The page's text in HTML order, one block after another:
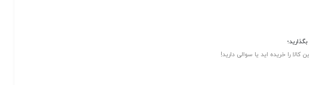
کالا را خریده اید یا سوالی دارید!